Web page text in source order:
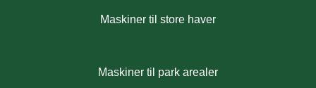
Maskiner til store haver
Maskiner til park arealer